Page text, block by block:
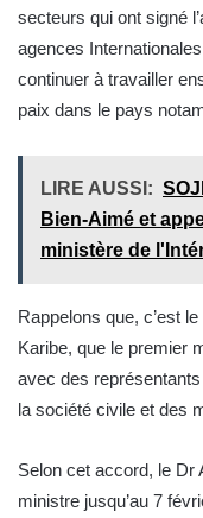
secteurs qui ont signé
agences
continuer à travailler
paix dans le pays
LIRE AUSSI:
Bien-Aimé et
ministère de
Rappelons que, c’est
Karibe, que le premier
avec des
la société civile et des
Selon cet accord, le
ministre jusqu’au 7